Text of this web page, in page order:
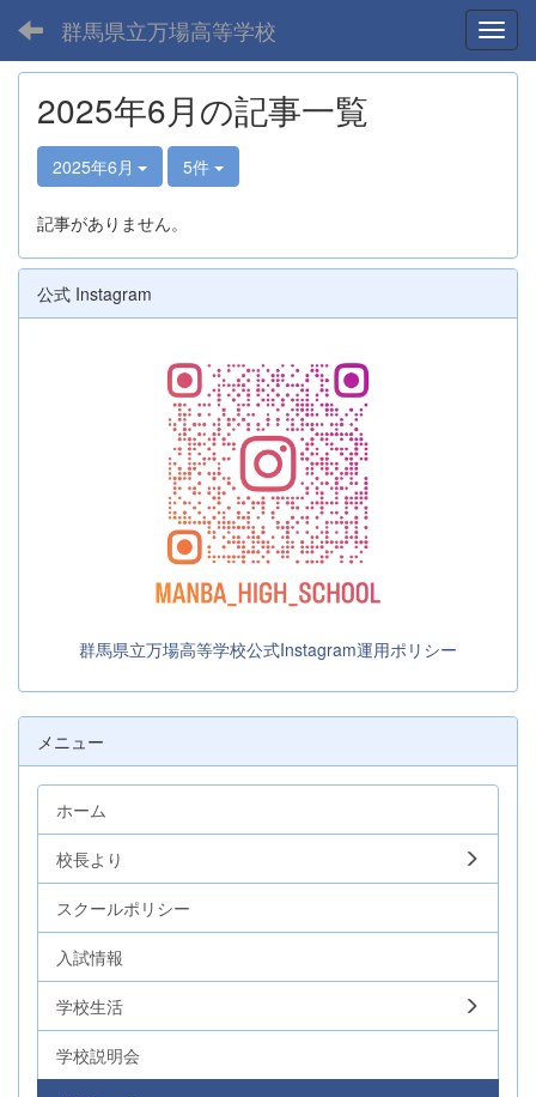
群馬県立万場高等学校
2025年6月の記事一覧
2025年6月 5件
記事がありません。
公式 Instagram
群馬県立万場高等学校公式Instagram運用ポリシー
メニュー
ホーム
校長より
スクールポリシー
入試情報
学校生活
学校説明会